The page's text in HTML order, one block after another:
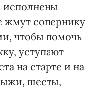
исполнены
жмут сопернику
чтобы помочь
уступают
на старте и на
шесты,